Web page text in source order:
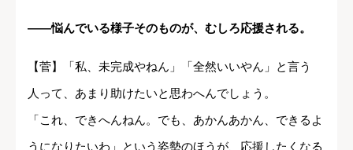
――悩んでいる様子そのものが、むしろ応援される。
【菅】「私、未完成やねん」「全然いいやん」と言う
人って、あまり助けたいと思わへんでしょう。
「これ、できへんねん。でも、あかんあかん、できるよ
うになりたいわ」という姿勢のほうが、応援したくなる